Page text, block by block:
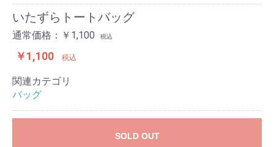
いたずらトートバッグ
通常価格：￥1,100 税込
￥1,100 税込
関連カテゴリ
バッグ
SOLD OUT